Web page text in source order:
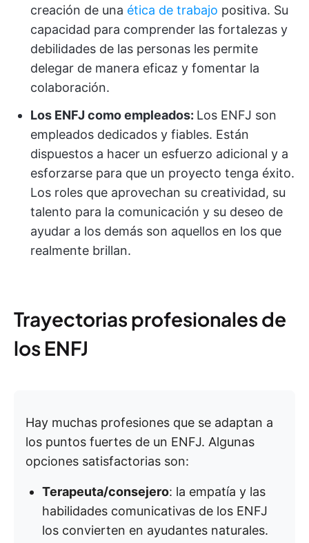
creación de una ética de trabajo positiva. Su
capacidad para comprender las fortalezas y
debilidades de las personas les permite
delegar de manera eficaz y fomentar la
colaboración.
Los ENFJ como empleados: Los ENFJ son
empleados dedicados y fiables. Están
dispuestos a hacer un esfuerzo adicional y a
esforzarse para que un proyecto tenga éxito.
Los roles que aprovechan su creatividad, su
talento para la comunicación y su deseo de
ayudar a los demás son aquellos en los que
realmente brillan.
Trayectorias profesionales de
los ENFJ
Hay muchas profesiones que se adaptan a
los puntos fuertes de un ENFJ. Algunas
opciones satisfactorias son:
Terapeuta/consejero: la empatía y las
habilidades comunicativas de los ENFJ
los convierten en ayudantes naturales.